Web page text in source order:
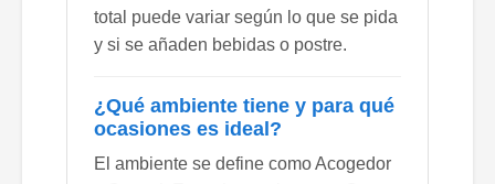
total puede variar según lo que se pida
y si se añaden bebidas o postre.
¿Qué ambiente tiene y para qué
ocasiones es ideal?
El ambiente se define como Acogedor